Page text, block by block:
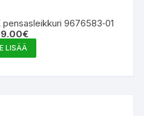
9676583‑01
€
LISÄÄ